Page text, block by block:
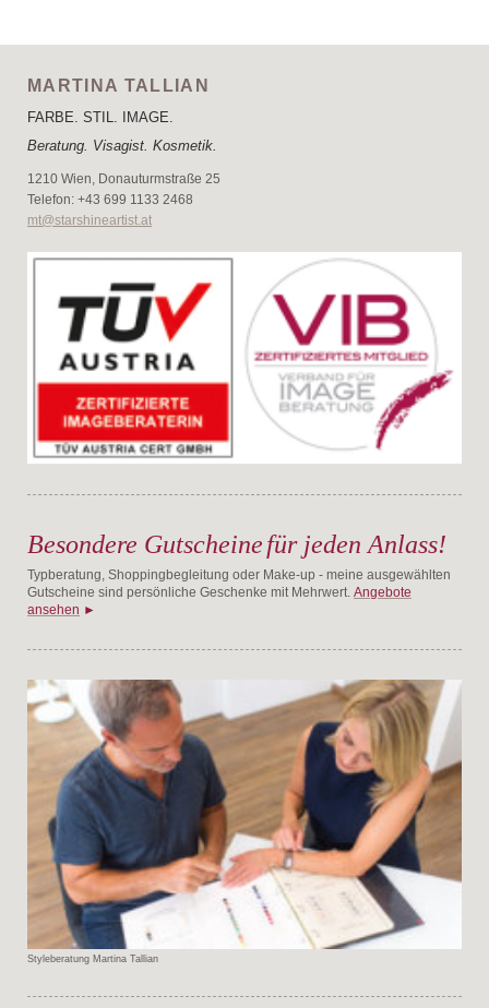
MARTINA TALLIAN
FARBE. STIL. IMAGE.
Beratung. Visagist. Kosmetik.
1210 Wien, Donauturmstraße 25
Telefon: +43 699 1133 2468
mt@starshineartist.at
Besondere Gutscheinefür jeden Anlass!
Typberatung, Shoppingbegleitung oder Make-up - meine ausgewählten
Gutscheine sind persönliche Geschenke mit Mehrwert. Angebote
ansehen ►
Styleberatung Martina Tallian